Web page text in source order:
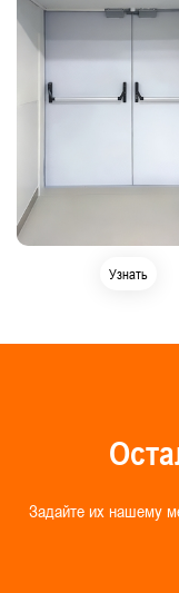
Узнать
Оста
Задайте их нашему м